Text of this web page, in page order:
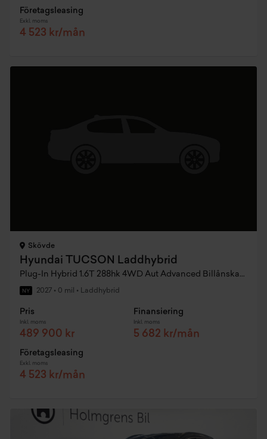
Företagsleasing
Exkl. moms
4 523 kr/mån
Skövde
Hyundai TUCSON Laddhybrid
Plug-In Hybrid 1.6T 288hk 4WD Aut Advanced Billånskampanj
NY 2027 • 0 mil • Laddhybrid
Pris
Inkl. moms
489 900 kr
Finansiering
Inkl. moms
5 682 kr/mån
Företagsleasing
Exkl. moms
4 523 kr/mån